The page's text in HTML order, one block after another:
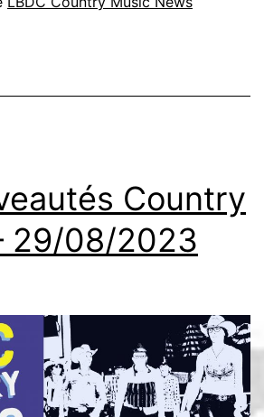
Country
29/08/2023